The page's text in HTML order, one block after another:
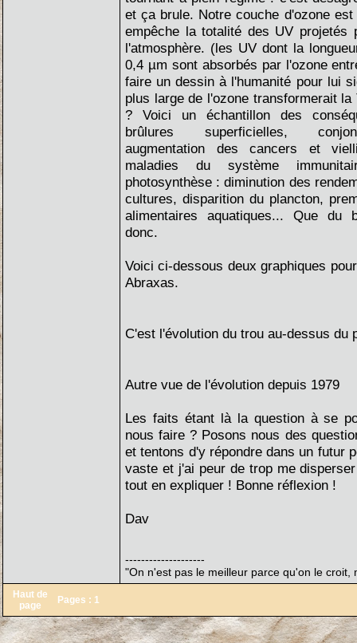
et ça brule. Notre couche d'ozone
empêche la totalité des UV projetés
l'atmosphère. (les UV dont la
0,4 µm sont absorbés par l'ozone
faire un dessin à l'humanité pour lui
plus large de l'ozone transformerait la
? Voici un échantillon des
brûlures superficielles,
augmentation des cancers et
maladies du système
photosynthèse : diminution des
cultures, disparition du plancton,
alimentaires aquatiques... Que du
donc.
Voici ci-dessous deux graphiques
Abraxas.
C'est l'évolution du trou au-dessus du
Autre vue de l'évolution depuis 1979
Les faits étant là la question à se
nous faire ? Posons nous des
et tentons d'y répondre dans un futur
vaste et j'ai peur de trop me
tout en expliquer ! Bonne réflexion !
Dav
--------------------
"On n'est pas le meilleur parce qu'on le croit,
Haut de
page
Pages : 1